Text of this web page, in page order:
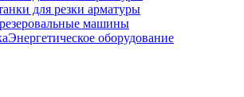
для резки арматуры
машины
Энергетическое оборудование